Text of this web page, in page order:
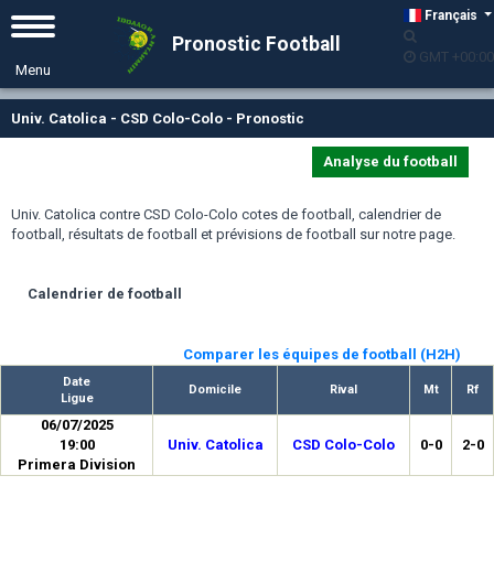
Français
GMT +00:00
Pronostic Football
Univ. Catolica - CSD Colo-Colo - Pronostic
Analyse du football
Univ. Catolica contre CSD Colo-Colo cotes de football, calendrier de
football, résultats de football et prévisions de football sur notre page.
Calendrier de football
Comparer les équipes de football (H2H)
Date
Ligue
Domicile Rival Mt Rf
06/07/2025
19:00
Primera Division
Univ. Catolica CSD Colo-Colo 0-0 2-0